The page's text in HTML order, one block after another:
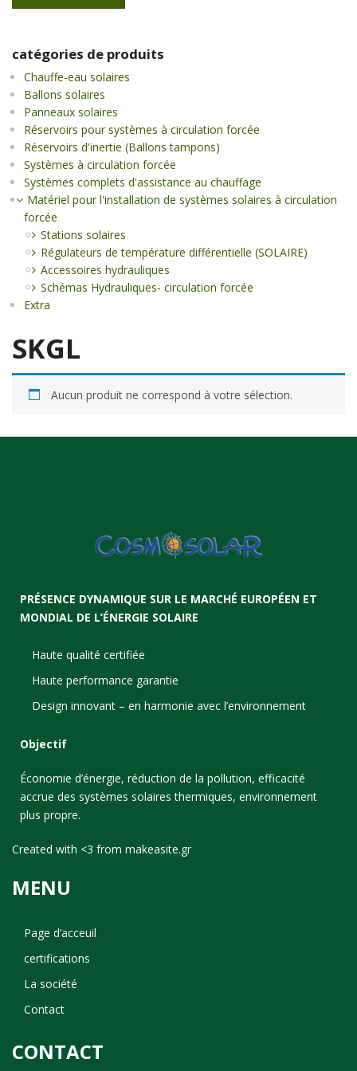
catégories de produits
Chauffe-eau solaires
Ballons solaires
Panneaux solaires
Réservoirs pour systèmes à circulation forcée
Réservoirs d'inertie (Ballons tampons)
Systèmes à circulation forcée
Systèmes complets d'assistance au chauffage
Matériel pour l'installation de systèmes solaires à circulation
forcée
Stations solaires
Régulateurs de température différentielle (SOLAIRE)
Accessoires hydrauliques
Schémas Hydrauliques- circulation forcée
Extra
SKGL
Aucun produit ne correspond à votre sélection.
PRÉSENCE DYNAMIQUE SUR LE MARCHÉ EUROPÉEN ET
MONDIAL DE L’ÉNERGIE SOLAIRE
Haute qualité certifiée
Haute performance garantie
Design innovant – en harmonie avec l’environnement
Objectif
Économie d’énergie, réduction de la pollution, efficacité
accrue des systèmes solaires thermiques, environnement
plus propre.
Created with <3 from makeasite.gr
MENU
Page d’acceuil
certifications
La société
Contact
CONTACT